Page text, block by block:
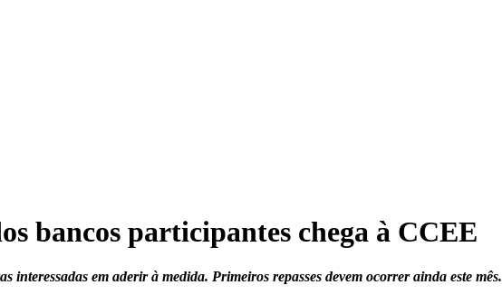
bancos participantes chega à CCEE
interessadas em aderir à medida. Primeiros repasses devem ocorrer ainda este mês.